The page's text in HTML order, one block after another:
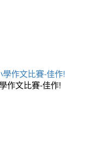
作文比賽-佳作!
作文比賽-佳作!